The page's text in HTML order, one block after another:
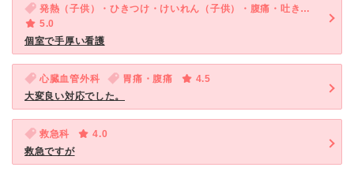
発熱（子供）・ひきつけ・けいれん（子供）・腹痛・吐き気・嘔吐（子供）・咳・呼吸困難（子供）
5.0
個室で手厚い看護
心臓血管外科 胃痛・腹痛
4.5
大変良い対応でした。
救急科
4.0
救急ですが